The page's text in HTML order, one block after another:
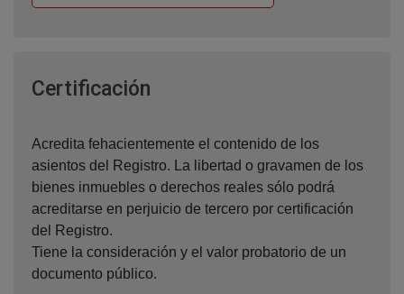
Certificación
Acredita fehacientemente el contenido de los
asientos del Registro. La libertad o gravamen de los
bienes inmuebles o derechos reales sólo podrá
acreditarse en perjuicio de tercero por certificación
del Registro.
Tiene la consideración y el valor probatorio de un
documento público.